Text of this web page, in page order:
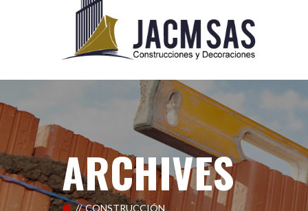
ARCHIVES
CONSTRUCCIÓN